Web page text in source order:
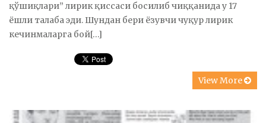
қўшиқлари” лирик қиссаси босилиб чиққанида у 17
ёшли талаба эди. Шундан бери ёзувчи чуқур лирик
кечинмаларга бой[…]
View More